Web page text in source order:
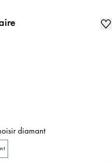
diamant